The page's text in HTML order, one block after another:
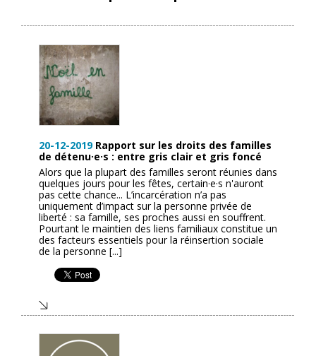
20-12-2019 Rapport sur les droits des familles
de détenu·e·s : entre gris clair et gris foncé
Alors que la plupart des familles seront réunies dans
quelques jours pour les fêtes, certain·e·s n'auront
pas cette chance... L’incarcération n’a pas
uniquement d’impact sur la personne privée de
liberté : sa famille, ses proches aussi en souffrent.
Pourtant le maintien des liens familiaux constitue un
des facteurs essentiels pour la réinsertion sociale
de la personne [...]